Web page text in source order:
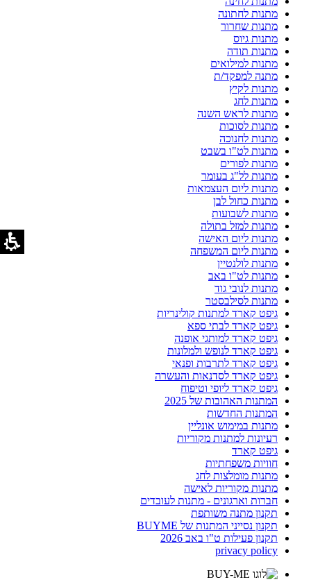
מתנות לחתונה
מתנות שחרור
מתנות גיוס
מתנות תודה
מתנות למילואים
מתנה למפקד/ת
מתנות לקיץ
מתנות לחג
מתנות לראש השנה
מתנות לסוכות
מתנות לחנוכה
מתנות לט"ו בשבט
מתנות לפורים
מתנות לל"ג בעומר
מתנות ליום העצמאות
מתנות כחול לבן
מתנות לשבועות
מתנות למזל בתולה
מתנות ליום האישה
מתנות ליום המשפחה
מתנות לולנטיין
מתנות לט"ו באב
מתנות לנובי גוד
מתנות לסילבסטר
גיפט קארד למתנות קולינריות
גיפט קארד לבתי ספא
גיפט קארד למותגי אופנה
גיפט קארד לנופש ולמלונות
גיפט קארד לתרבות ופנאי
גיפט קארד לסדנאות והעשרה
גיפט קארד ליופי וטיפוח
המתנות האהובות של 2025
המתנות החדשות
מתנות במימוש אונליין
רעיונות למתנות מקוריות
גיפט קארד
חוויות משפחתיות
מתנות מומלצות לחג
מתנות מקוריות לאישה
חברות וארגונים - מתנות לעובדים
תקנון מתנה משותפת
תקנון נסייני המתנות של BUYME
תקנון פעילות ט"ו באב 2026
privacy policy